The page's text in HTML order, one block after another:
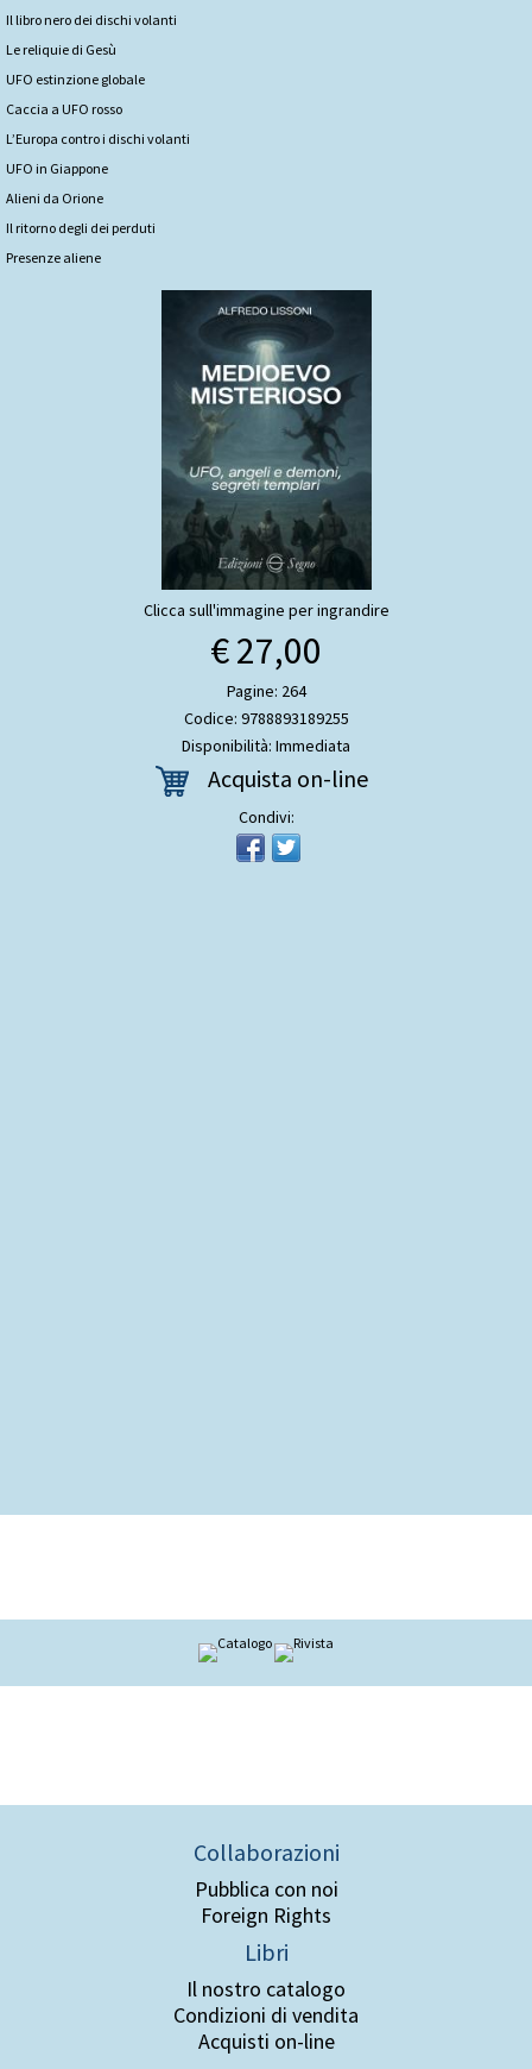
Il libro nero dei dischi volanti
Le reliquie di Gesù
UFO estinzione globale
Caccia a UFO rosso
L’Europa contro i dischi volanti
UFO in Giappone
Alieni da Orione
Il ritorno degli dei perduti
Presenze aliene
Clicca sull'immagine per ingrandire
€ 27,00
Pagine: 264
Codice: 9788893189255
Disponibilità: Immediata
Acquista on-line
Condivi:
Collaborazioni
Pubblica con noi
Foreign Rights
Libri
Il nostro catalogo
Condizioni di vendita
Acquisti on-line